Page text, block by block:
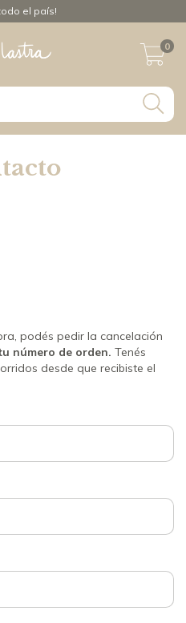
el país!
0
podés pedir la cancelación
número de orden. Tenés
desde que recibiste el